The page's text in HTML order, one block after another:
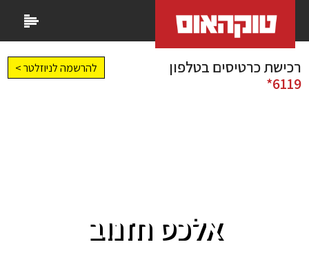
רכישת כרטיסים בטלפון
6119*
להרשמה לניוזלטר >
אלכס חזנוב